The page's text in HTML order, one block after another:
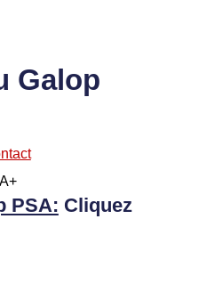
Galop
PSA: Cliquez